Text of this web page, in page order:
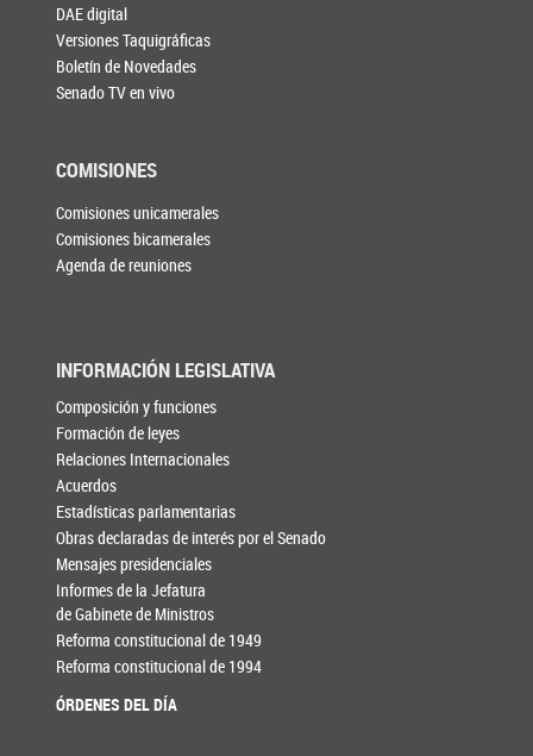
DAE digital
Versiones Taquigráficas
Boletín de Novedades
Senado TV en vivo
COMISIONES
Comisiones unicamerales
Comisiones bicamerales
Agenda de reuniones
INFORMACIÓN LEGISLATIVA
Composición y funciones
Formación de leyes
Relaciones Internacionales
Acuerdos
Estadísticas parlamentarias
Obras declaradas de interés por el Senado
Mensajes presidenciales
Informes de la Jefatura
de Gabinete de Ministros
Reforma constitucional de 1949
Reforma constitucional de 1994
ÓRDENES DEL DÍA